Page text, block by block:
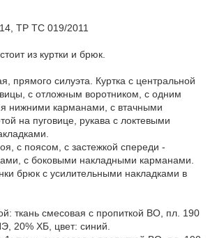
ТР ТС 019/2011
из куртки и брюк.
прямого силуэта. Куртка с центральной
с отложным воротником, с одним
нижними карманами, с втачными
на пуговице, рукава с локтевыми
с поясом, с застежкой спереди -
с боковыми накладными карманами.
брюк с усилительными накладками в
ткань смесовая с пропиткой ВО, пл. 190
20% ХБ, цвет: синий.